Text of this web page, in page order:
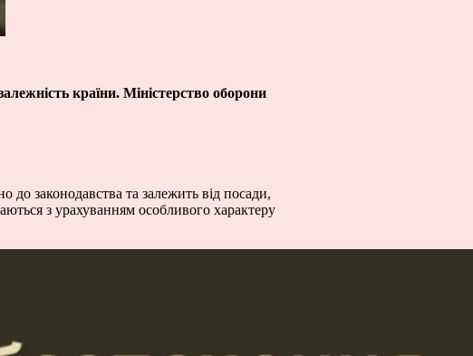
країни. Міністерство оборони
законодавства та залежить від посади,
з урахуванням особливого характеру